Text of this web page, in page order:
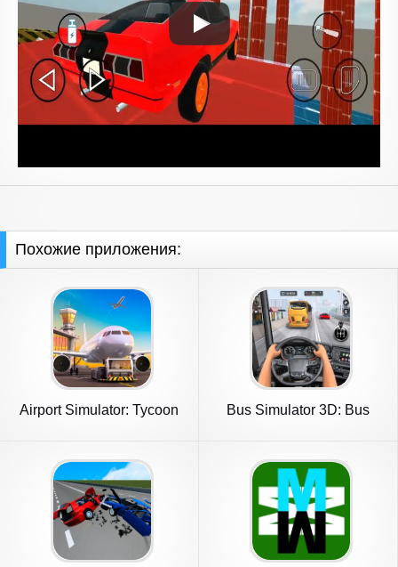
Похожие приложения:
Airport Simulator: Tycoon
Bus Simulator 3D: Bus